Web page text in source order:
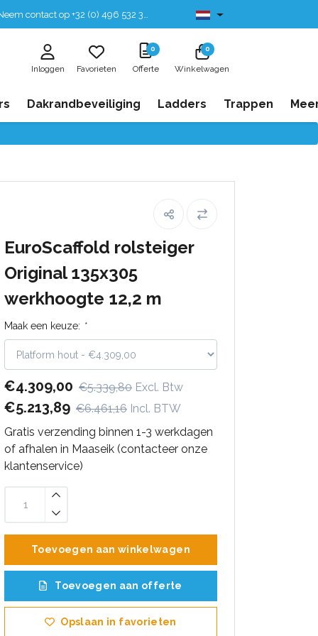
contact op +32 (0) 496 532 330 Leverbaar uit voorraad
Inloggen Favorieten
0
Offerte
0
Winkelwagen
Dakrandbeveiliging Ladders Trappen
EuroScaffold rolsteiger
Original 135x305
werkhoogte 12,2 m
Maak een keuze: *
€4.309,00 €5.339,80 Excl. Btw
€5.213,89 €6.461,16 Incl. BTW
Gratis verzending binnen 1-3 werkdagen
of afhalen in Maaseik (contacteer onze
klantenservice)
Toevoegen aan winkelwagen
Toevoegen aan offerte
Opslaan in favorieten